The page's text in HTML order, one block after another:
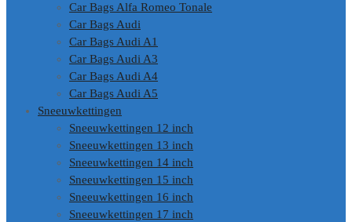
Car Bags Alfa Romeo Tonale
Car Bags Audi
Car Bags Audi A1
Car Bags Audi A3
Car Bags Audi A4
Car Bags Audi A5
Sneeuwkettingen
Sneeuwkettingen 12 inch
Sneeuwkettingen 13 inch
Sneeuwkettingen 14 inch
Sneeuwkettingen 15 inch
Sneeuwkettingen 16 inch
Sneeuwkettingen 17 inch